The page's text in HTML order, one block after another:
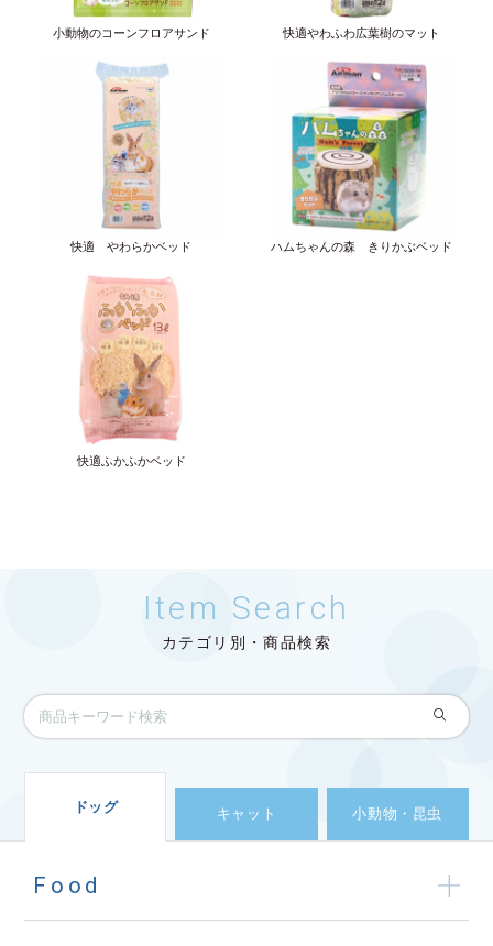
小動物のコーンフロアサンド 快適やわふわ広葉樹のマット
快適 やわらかベッド ハムちゃんの森 きりかぶベッド
快適ふかふかベッド
Item Search
カテゴリ別・商品検索
ドッグ キャット 小動物・昆虫
Food